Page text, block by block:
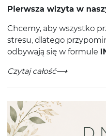
Pier­wsza wiz­yta w
Chcemy, aby wszys­tko
stresu, dlat­ego
odby­wają się w for­mule
TWÓJ PIERWSZY RAZ W
-Czytaj całość